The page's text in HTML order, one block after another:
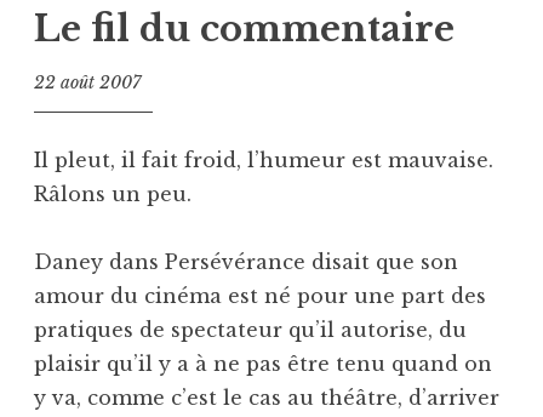
Le fil du commentaire
22 août 2007
Il pleut, il fait froid, l’humeur est mauvaise.
Râlons un peu.
Daney dans Persévérance disait que son
amour du cinéma est né pour une part des
pratiques de spectateur qu’il autorise, du
plaisir qu’il y a à ne pas être tenu quand on
y va, comme c’est le cas au théâtre, d’arriver